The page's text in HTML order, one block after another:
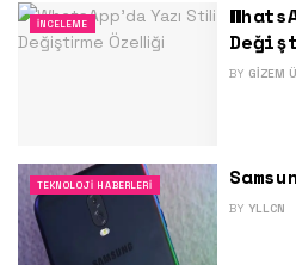
İNCELEME
BY GIZEM
TEKNOLOJI HABERLERI
BY YLLCN